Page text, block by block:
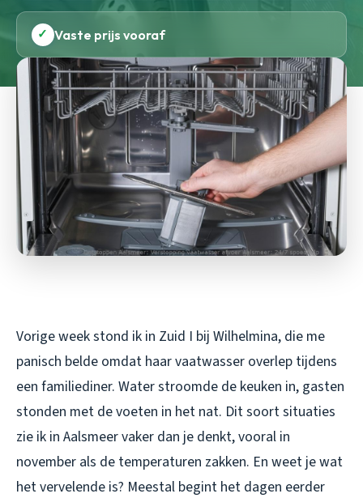
✓ Vaste prijs vooraf
Vorige week stond ik in Zuid I bij Wilhelmina, die me
panisch belde omdat haar vaatwasser overlep tijdens
een familiediner. Water stroomde de keuken in, gasten
stonden met de voeten in het nat. Dit soort situaties
zie ik in Aalsmeer vaker dan je denkt, vooral in
november als de temperaturen zakken. En weet je wat
het vervelende is? Meestal begint het dagen eerder